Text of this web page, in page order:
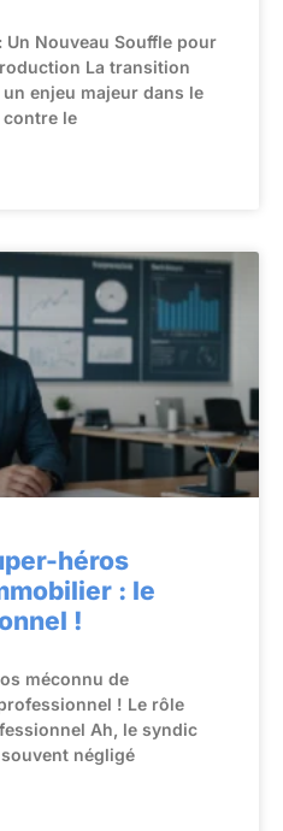
Nouveau Souffle pour
La transition
enjeu majeur dans le
le
héros
: le
!
méconnu de
! Le rôle
Ah, le syndic
négligé